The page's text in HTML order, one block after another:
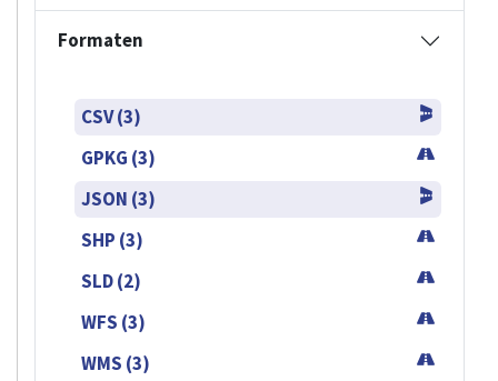
Formaten
CSV (3)
GPKG (3)
JSON (3)
SHP (3)
SLD (2)
WFS (3)
WMS (3)